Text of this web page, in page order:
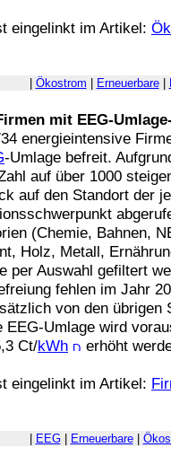
eingelinkt im Artikel:
Ökostrom Erneuerbare|
mit EEG-
energieintensive
-Umlage befreit.
auf über 1000
auf den Standort der
(Chemie, Bahnen,
Holz, Metall,
per Auswahl gefiltert
fehlen im Jahr
von den übrigen
EEG-Umlage wird
Ct/kWh erhöht
eingelinkt im Artikel:
EEG| Erneuerbare|